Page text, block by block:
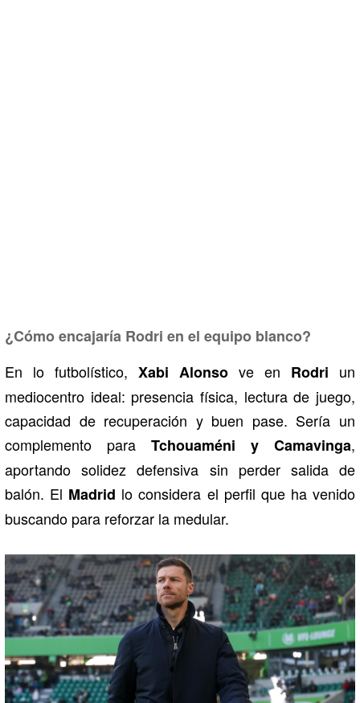
¿Cómo encajaría Rodri en el equipo blanco?
En lo futbolístico, Xabi Alonso ve en Rodri un
mediocentro ideal: presencia física, lectura de juego,
capacidad de recuperación y buen pase. Sería un
complemento para Tchouaméni y Camavinga,
aportando solidez defensiva sin perder salida de
balón. El Madrid lo considera el perfil que ha venido
buscando para reforzar la medular.